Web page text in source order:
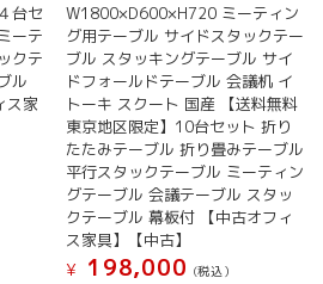
台セ
ーテ
クテ
ル
ス家
W1800×D600×H720 ミーティン
グ用テーブル サイドスタックテー
ブル スタッキングテーブル サイ
ドフォールドテーブル 会議机 イ
トーキ スクート 国産 【送料無料
東京地区限定】10台セット 折り
たたみテーブル 折り畳みテーブル
平行スタックテーブル ミーティン
グテーブル 会議テーブル スタッ
クテーブル 幕板付 【中古オフィ
ス家具】【中古】
¥
198,000 (税込）